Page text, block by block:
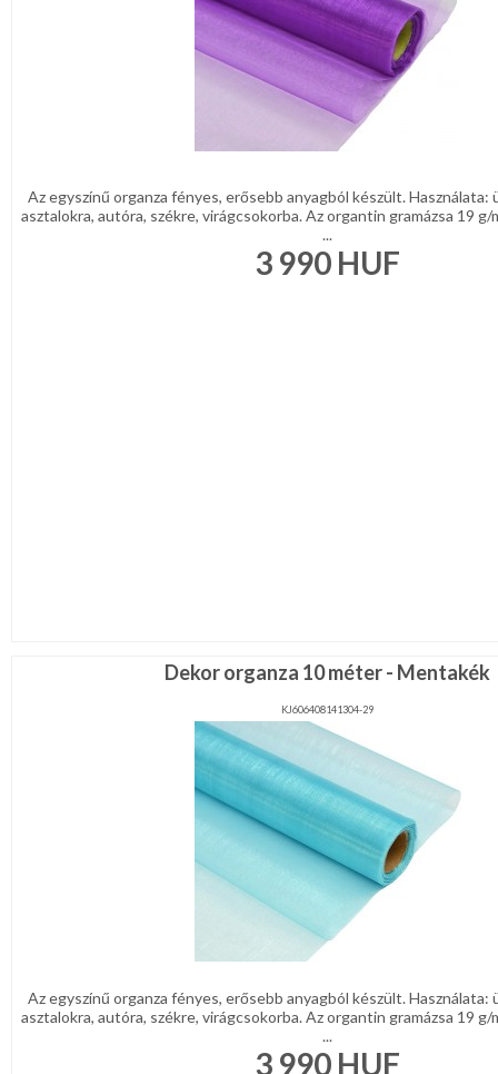
Az egyszínű organza fényes, erősebb anyagból készült. Használata:
asztalokra, autóra, székre, virágcsokorba. Az organtin gramázsa 19 g/
...
3 990 HUF
Dekor organza 10 méter - Mentakék
KJ606408141304-29
Az egyszínű organza fényes, erősebb anyagból készült. Használata:
asztalokra, autóra, székre, virágcsokorba. Az organtin gramázsa 19 g/
...
3 990 HUF